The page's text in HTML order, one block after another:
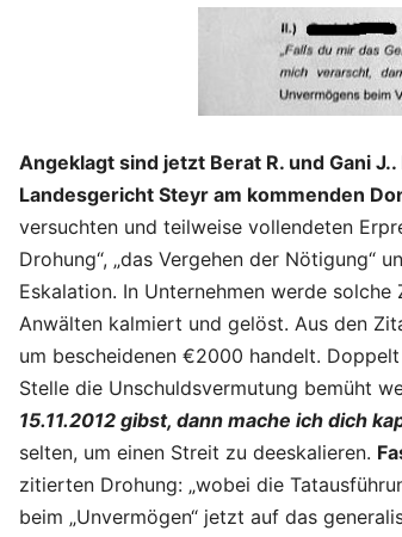
Angeklagt sind jetzt Berat R. und Gani
Landesgericht Steyr am kommenden
versuchten und teilweise vollendeten
Drohung“, „das Vergehen der Nötigung“
Eskalation. In Unternehmen werde
Anwälten kalmiert und gelöst. Aus den
um bescheidenen €2000 handelt.
Stelle die Unschuldsvermutung bemüht
15.11.2012 gibst, dann mache ich dich
selten, um einen Streit zu deeskalieren.
zitierten Drohung: „wobei die
beim „Unvermögen“ jetzt auf das